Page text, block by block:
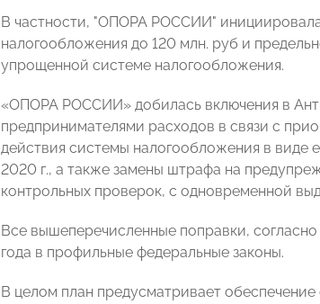
В частности, "ОПОРА РОССИИ"
налогообложения до 120 млн. руб и
упрощенной системе налогообложения.
«ОПОРА РОССИИ» добилась включения в
предпринимателями расходов в связи с
действия системы налогообложения в виде
2020 г., а также замены штрафа на
контрольных проверок, с одновременной
Все вышеперечисленные поправки,
года в профильные федеральные законы.
В целом план предусматривает